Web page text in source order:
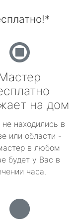
на дом
находились в
или области -
в любом
будет у Вас в
часа.